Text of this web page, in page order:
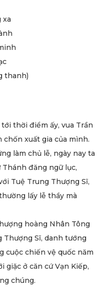
xa
thanh)
thời điểm ấy, vua Trần
chốn xuất gia của mình.
làm chủ lễ, ngày nay ta
đăng ngữ lục,
Tuệ Trung Thượng Sĩ,
lấy lễ thầy mà
hoàng Nhân Tông
Thượng Sĩ, danh tướng
cuộc chiến vệ quốc năm
giặc ở căn cứ Vạn Kiếp,
chúng.